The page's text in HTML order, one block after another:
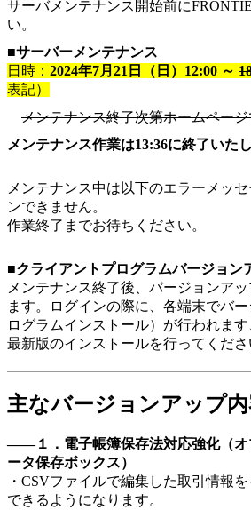
サーバメンテナンス開始前に
い。
■サーバーメンテナンス
日時： 2024年7月21日（日）12:00 ～
表記）
メンテナンス終了次第ホームペー
メンテナンス作業は13:36に終了いた
メンテナンス中は以下のエラーメッ
ンできません。
作業終了までお待ちください。
■クライアントプログラムバージョン
メンテナンス終了後、バージョンア
ます。ログインの際に、各端末でバ
ログラムインストール）が⾏われま
最新版のインストールを⾏ってくださ
主なバージョンアップ
――１．電子帳簿保存法対応強化（オ
ータ保存ボックス）
・CSVファイルで編集した取引情報
できるようになります。